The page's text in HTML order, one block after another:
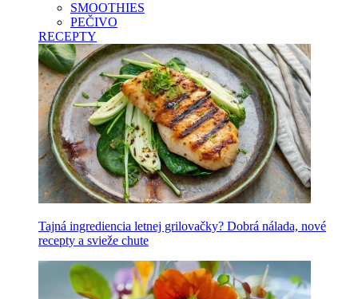
SMOOTHIES
PEČIVO
RECEPTY
Tajná ingrediencia letnej grilovačky? Dobrá nálada, nové
recepty a svieže chute